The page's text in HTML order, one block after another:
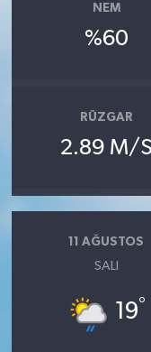
NEM
%60
RÜZGAR
2.89 M/S
11 AĞUSTOS
SALI
19°